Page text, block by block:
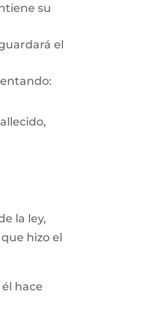
su
el
la ley,
hizo el
hace